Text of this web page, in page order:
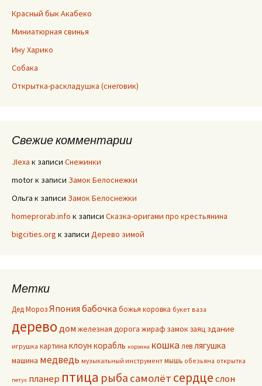
Красный бык Акабеко
Миниатюрная свинья
Ину Харико
Собака
Открытка-раскладушка (снеговик)
Свежие комментарии
JIexa к записи Снежинки
motorк записи Замок Белоснежки
Ольга к записи Замок Белоснежки
homeprorab.info к записи Сказка-оригами про крестьянина
bigcities.org к записи Дерево зимой
Метки
Дед МорозЯпония бабочкабожья коровка букет ваза
дереводомжелезная дорога жираф замокзаяц здание
игрушка картина клоун корабль корзина кошка левлягушка
машина медведь музыкальный инструмент мышь обезьяна открытка
петух планер птица рыба самолёт сердцеслон